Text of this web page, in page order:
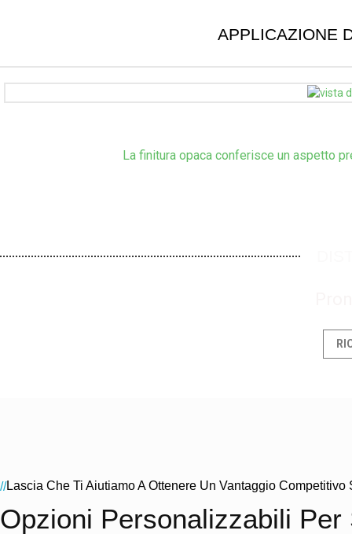
APPLICAZIONE
La finitura opaca conferisce un aspetto
//Lascia Che Ti Aiutiamo A Ottenere Un Vantaggio Competitivo
Opzioni Personalizzabili